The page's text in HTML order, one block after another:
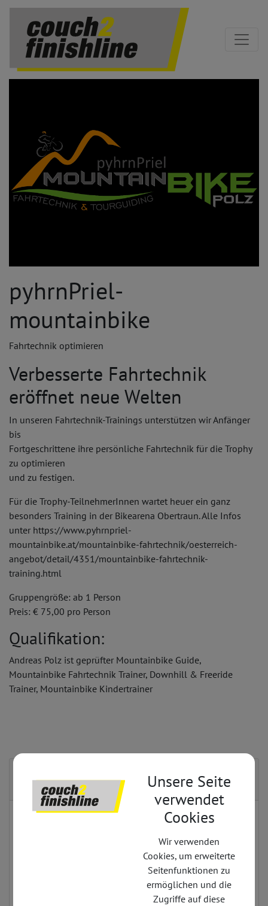
pyhrnPriel-
mountainbike
Fahrtechnik optimieren
Verbesserte Fahrtechnik
eröffnet neue Welten
In unseren Fahrtechnik-Trainings unterstützen wir Anfänger
bis
Fortgeschrittene ihre persönliche Fahrtechnik für die Trophy
zu optimieren
und zu festigen.
Für die Trophy-TeilnehmerInnen wartet heuer ein ganz
besonders Training in der Bikearena Obertraun. Alle Infos
unter https://www.pyhrnpriel-
mountainbike.at/mountainbike-fahrtechnik/oesterreich-
angebot/detail/4351/mountainbike-fahrtechnik-
training.html
Gruppengröße: ab 1 Person
Preis: € 75,00 pro Person
Qualifikation:
Andreas Polz ist geprüfter Mountainbike Guide,
Mountainbike Fahrtechnik Trainer, Downhill & Freeride
Trainer, Mountainbike Kindertrainer
Kontakt
mountainbike.at/mountainbike-
angebot/detail/4351/mountainbike-fahrtechnik-
Unsere Seite
verwendet
Cookies
Wir verwenden
Cookies, um erweiterte
Seitenfunktionen zu
ermöglichen und die
Zugriffe auf diese